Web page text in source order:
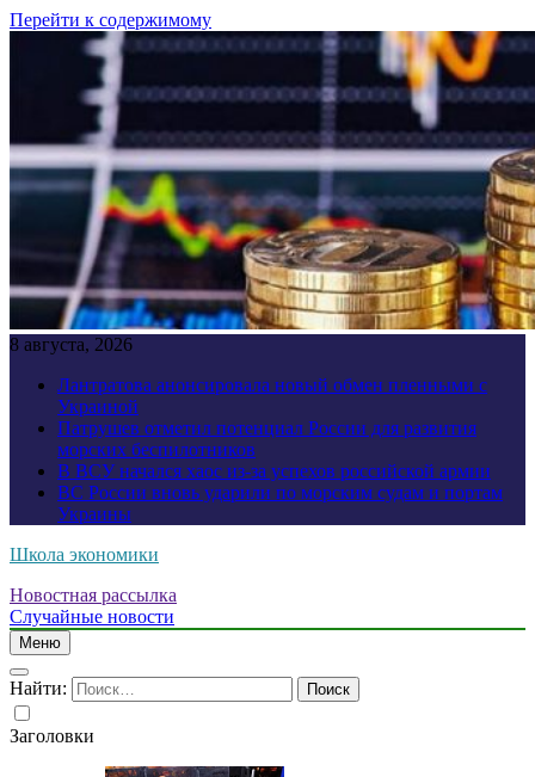
Перейти к содержимому
8 августа, 2026
Лантратова анонсировала новый обмен пленными с
Украиной
Патрушев отметил потенциал России для развития
морских беспилотников
В ВСУ начался хаос из-за успехов российской армии
ВС России вновь ударили по морским судам и портам
Украины
Школа экономики
Новостная рассылка
Случайные новости
Меню
Найти:
Заголовки